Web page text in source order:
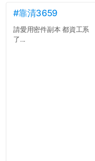
#靠清3659
請愛用密件副本 都資工系
了...